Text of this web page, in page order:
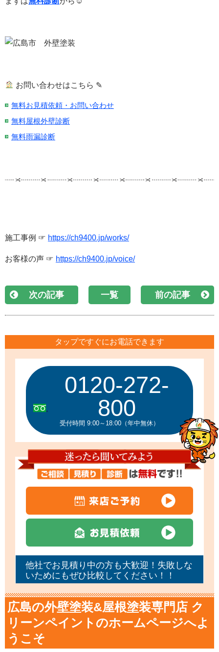
お問い合わせはこちら ✎
無料お見積依頼・お問い合わせ
無料屋根外壁診断
無料雨漏診断
施工事例 ☞ https://ch9400.jp/works/
お客様の声 ☞ https://ch9400.jp/voice/
次の記事 一覧 前の記事
タップですぐにお電話できます
0120-272-
800
受付時間 9:00～18:00（年中無休）
他社でお見積り中の方も大歓迎！失敗しな
いためにもぜひ比較してください！！
広島の外壁塗装&屋根塗装専門店 ク
リーンペイントのホームページへよ
うこそ